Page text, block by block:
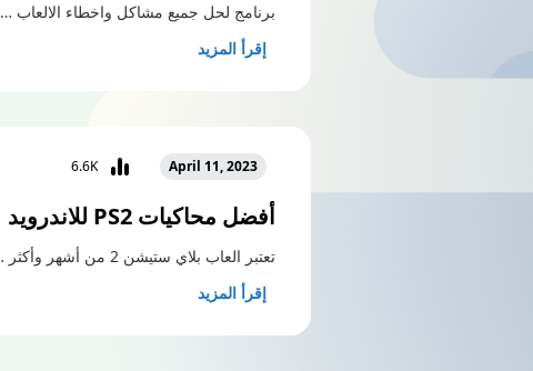
برنامج لحل جميع مشاكل واخطاء الالعاب …
إقرأ المزيد
April 11, 2023
6.6K
أفضل محاكيات PS2 للاندرويد
تعتبر العاب بلاي ستيشن 2 من أشهر وأكثر …
إقرأ المزيد